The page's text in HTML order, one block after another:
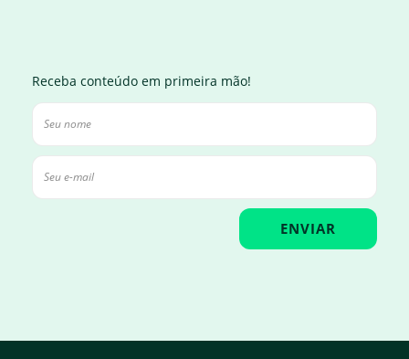
Receba conteúdo em primeira mão!